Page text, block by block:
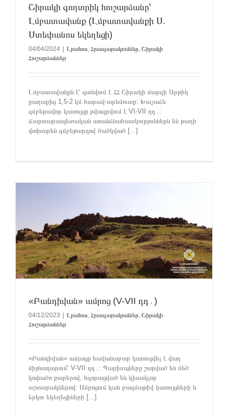
Շիրակի գողտրիկ հուշարձանը՝
Լմբատավանք (Լմբատավանքի Ս.
Ստեփանոս եկեղեցի)
04/04/2024 Լրահոս, Հրապարակումներ, Շիրակի
Հուշարձաններ
Լմբատավանքն է՝ գտնվում է ՀՀ Շիրակի մարզի Արթիկ
քաղաքից 1,5-2 կմ հարավ-արևմուտք: Խաչաձև
գմբեթավոր կառույցը թվագրվում է VI-VII դդ․:
Ճարտարապետական առանձնահատկություններն են թաղի
փոխարեն գմբեթարդով ծածկված [...]
«Բանդիվան» ամրոց (V-VII դդ․)
04/12/2023 Լրահոս, Հրապարակումներ, Շիրակի
Հուշարձաններ
«Բանդիվան» ամրոցը հավանաբար կառուցվել է վաղ
միջնադարում՝ V-VII դդ․։ Պարիսպները շարված են մեծ
կոփածո քարերով, հզորացված են կիսակլոր
աշտարակներով։ Ամրոցում կան բազմաթիվ կառույցների և
երկու եկեղեցիների [...]